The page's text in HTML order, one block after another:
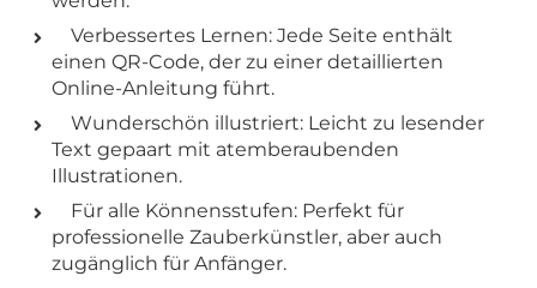
Verbessertes Lernen: Jede Seite enthält
einen QR-Code, der zu einer detaillierten
Online-Anleitung führt.
Wunderschön illustriert: Leicht zu lesender
Text gepaart mit atemberaubenden
Illustrationen.
Für alle Könnensstufen: Perfekt für
professionelle Zauberkünstler, aber auch
zugänglich für Anfänger.